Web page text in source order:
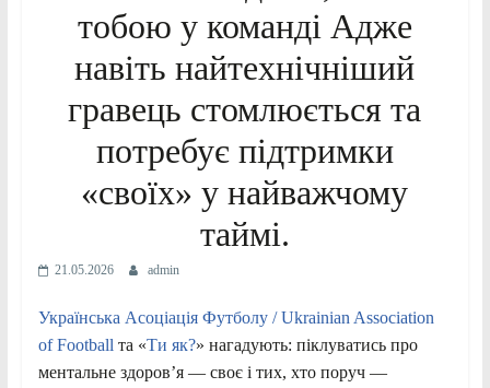
тобою у команді Адже
навіть найтехнічніший
гравець стомлюється та
потребує підтримки
«своїх» у найважчому
таймі.
21.05.2026 admin
Українська Асоціація Футболу / Ukrainian Association
of Football та «Ти як?» нагадують: піклуватись про
ментальне здоровʼя — своє і тих, хто поруч —